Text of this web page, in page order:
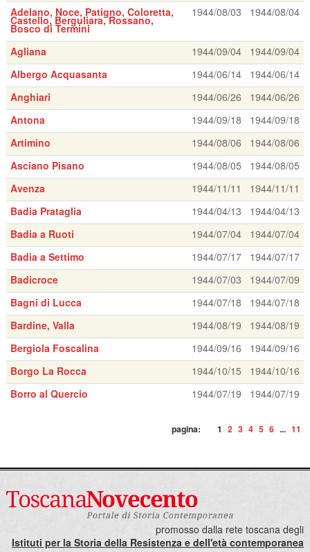
Adelano, Noce, Patigno, Coloretta,
Castello, Berguliara, Rossano,
Bosco di Termini
1944/08/03 1944/08/04
Agliana 1944/09/04
1944/09/04
Albergo Acquasanta
1944/06/14
1944/06/14
Anghiari
1944/06/26
1944/06/26
Antona
1944/09/18
1944/09/18
Artimino
1944/08/06
1944/08/06
Asciano Pisano
1944/08/05
1944/08/05
Avenza
1944/11/11
1944/11/11
Badia Prataglia
1944/04/13
1944/04/13
Badia a Ruoti
1944/07/04
1944/07/04
Badia a Settimo
1944/07/17
1944/07/17
Badicroce
1944/07/03
1944/07/09
Bagni di Lucca
1944/07/18
1944/07/18
Bardine, Valla
1944/08/19
1944/08/19
Bergiola Foscalina
1944/09/16
1944/09/16
Borgo La Rocca
1944/10/15
1944/10/16
Borro al Quercio
1944/07/19 1944/07/19
pagina: 1 2 3 4 5 6 ... 11
promosso dalla rete toscana degli
Istituti per la Storia della Resistenza e dell'età contemporanea